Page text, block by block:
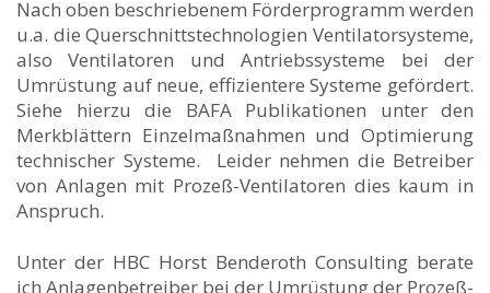
Nach oben beschriebenem Förderprogramm werden
u.a. die Querschnittstechnologien Ventilatorsysteme,
also Ventilatoren und Antriebssysteme bei der
Umrüstung auf neue, effizientere Systeme gefördert.
Siehe hierzu die BAFA Publikationen unter den
Merkblättern Einzelmaßnahmen und Optimierung
technischer Systeme. Leider nehmen die Betreiber
von Anlagen mit Prozeß-Ventilatoren dies kaum in
Anspruch.
Unter der HBC Horst Benderoth Consulting berate
ich Anlagenbetreiber bei der Umrüstung der Prozeß-